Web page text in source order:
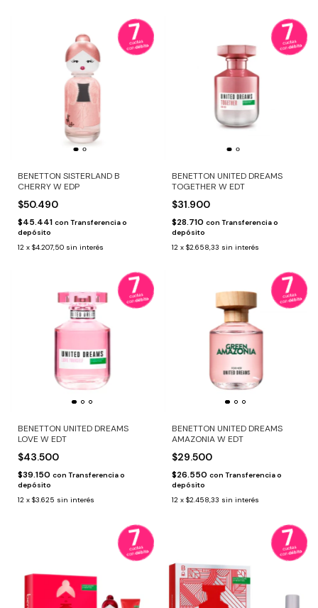
BENETTON SISTERLAND B
CHERRY W EDP
$50.490
$45.441 con Transferencia o
depósito
12 x $4.207,50 sin interés
BENETTON UNITED DREAMS
TOGETHER W EDT
$31.900
$28.710 con Transferencia o
depósito
12 x $2.658,33 sin interés
BENETTON UNITED DREAMS
LOVE W EDT
$43.500
$39.150 con Transferencia o
depósito
12 x $3.625 sin interés
BENETTON UNITED DREAMS
AMAZONIA W EDT
$29.500
$26.550 con Transferencia o
depósito
12 x $2.458,33 sin interés